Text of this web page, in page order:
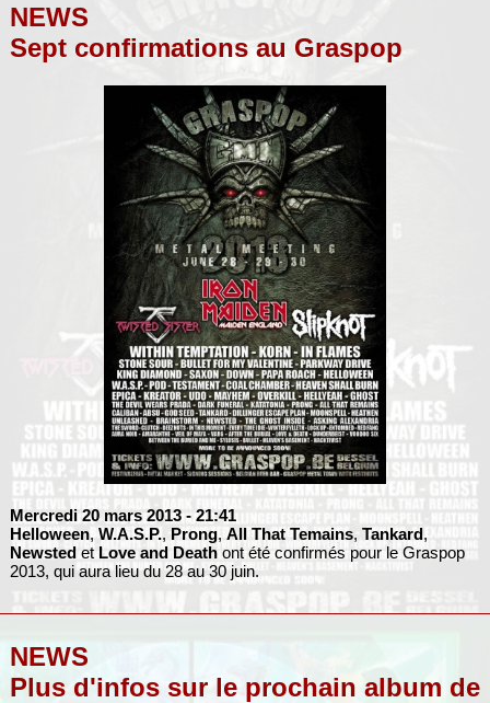
NEWS
Sept confirmations au Graspop
Mercredi 20 mars 2013 - 21:41
Helloween, W.A.S.P., Prong, All That Temains, Tankard,
Newstedet Love and Deathont été confirmés pour le Graspop
2013, qui aura lieu du 28 au 30 juin.
NEWS
Plus d'infos sur le prochain album de